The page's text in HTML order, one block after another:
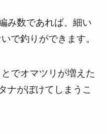
み数であれば、細い
で釣りができます。
でオマツリが増えた
ナがぼけてしまうこ